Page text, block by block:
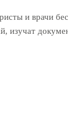
и врачи
изучат